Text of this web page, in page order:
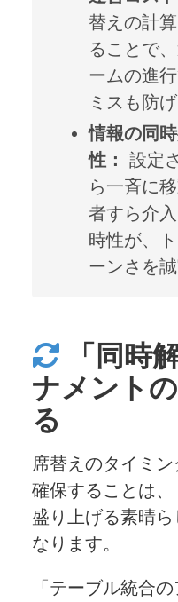
替えの計
ることで
ームの進
ミスも防げ
情報の同
性： 設定
ら一斉に
者すら介
時性が、
ーンさを
「同時
ナメント
る
席替えのタイミ
確保することは
盛り上げる素晴
なります。
「テーブル統合